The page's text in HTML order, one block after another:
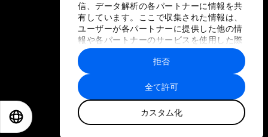
信、データ解析の各パートナーに情報を共
有しています。ここで収集された情報は、
ユーザーが各パートナーに提供した他の情
報や各パートナーのサービスを使用した際
に収集された情報と組み合わされ、各パー
トナーによって使用されることがありま
す。
全て許可
カスタム化
拒否
プライバシーポリシーと利用規約
サイトマップ
©
世界経済フォーラム